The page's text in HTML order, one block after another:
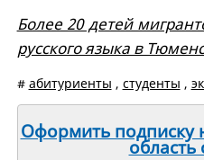
Более 20 детей
русского языка в
# абитуриенты , студенты ,
Оформить подписку
область